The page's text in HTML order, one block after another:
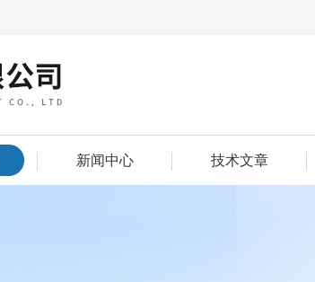
新闻中心 技术文章